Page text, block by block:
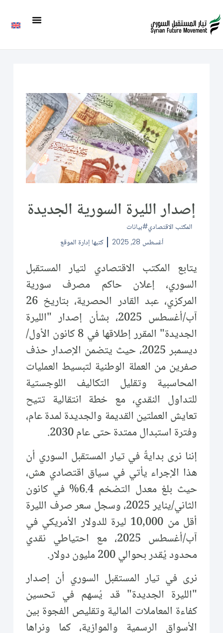
إصدار الليرة السورية الجديدة
المكتب الاقتصادي بيانات
أغسطس 28, 2025
كتبها إدارة الموقع
يتابع المكتب الاقتصادي لتيار المستقبل
السوري، إعلان حاكم مصرف سورية
المركزي، عبد القادر الحصرية، بتاريخ 26
آب/أغسطس 2025، بشأن إصدار "الليرة
الجديدة" المقرر إطلاقها في 8 كانون الأول/
ديسمبر 2025، حيث يتضمن الإصدار حذف
صفرين من العملة الوطنية لتبسيط العمليات
المحاسبية وتقليل التكاليف اللوجستية
للتداول النقدي، مع خطة انتقالية تتيح
تعايش العملتين القديمة والجديدة لمدة عام،
وفترة استبدال ممتدة حتى عام 2030.
إننا نرى بدايةً في تيار المستقبل السوري أن
هذا الإجراء يأتي في سياق اقتصادي هش،
حيث بلغ معدل التضخم 6.4% في كانون
الثاني/يناير 2025، وسجل سعر صرف الليرة
أقل من 10,000 ليرة للدولار الأمريكي في
آب/أغسطس 2025، مع احتياطي نقدي
محدود يُقدر بحوالي 200 مليون دولار.
نرى في تيار المستقبل السوري أن إصدار
"الليرة الجديدة" قد يُسهم في تحسين
كفاءة المعاملات المالية وتقليص الفجوة بين
الأسواق الرسمية والموازية، كما ونراها